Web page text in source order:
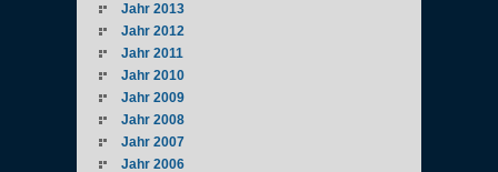
Jahr 2013
Jahr 2012
Jahr 2011
Jahr 2010
Jahr 2009
Jahr 2008
Jahr 2007
Jahr 2006